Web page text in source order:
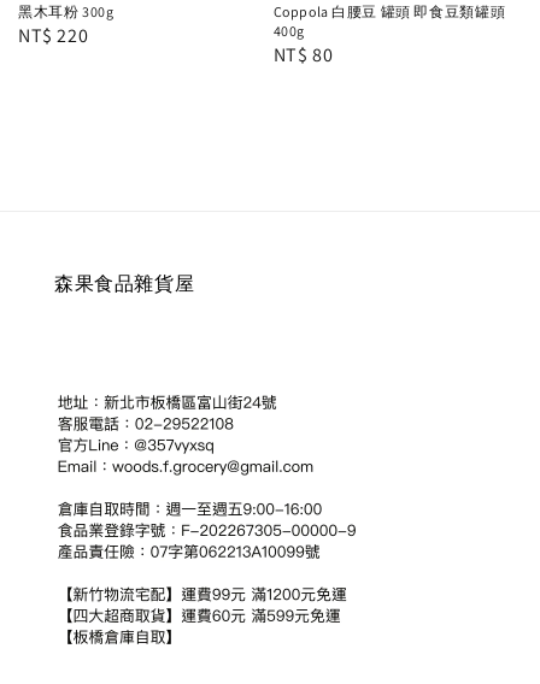
黑木耳粉 300g
Regular
NT$ 220
Coppola 白腰豆 罐頭 即食豆類罐頭
400g
Regular
NT$ 80
森果食品雜貨屋